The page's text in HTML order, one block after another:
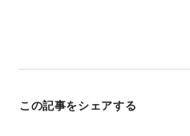
この記事をシェアする